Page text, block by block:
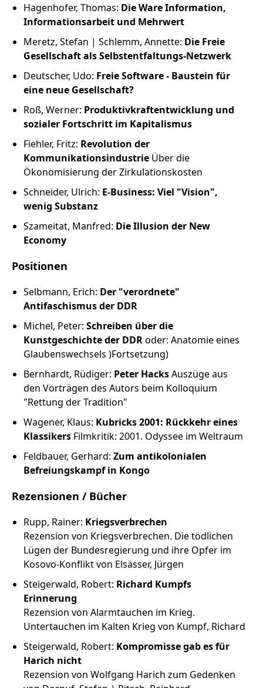
Hagenhofer, Thomas: Die Ware Information,
Informationsarbeit und Mehrwert
Meretz, Stefan | Schlemm, Annette: Die Freie
Gesellschaft als Selbstentfaltungs-Netzwerk
Deutscher, Udo: Freie Software - Baustein für
eine neue Gesellschaft?
Roß, Werner: Produktivkraftentwicklung und
sozialer Fortschritt im Kapitalismus
Fiehler, Fritz: Revolution der
Kommunikationsindustrie Über die
Ökonomisierung der Zirkulationskosten
Schneider, Ulrich: E-Business: Viel "Vision",
wenig Substanz
Szameitat, Manfred: Die Illusion der New
Economy
Positionen
Selbmann, Erich: Der "verordnete"
Antifaschismus der DDR
Michel, Peter: Schreiben über die
Kunstgeschichte der DDRoder: Anatomie eines
Glaubenswechsels )Fortsetzung)
Bernhardt, Rüdiger: Peter HacksAuszüge aus
den Vorträgen des Autors beim Kolloquium
"Rettung der Tradition"
Wagener, Klaus: Kubricks 2001: Rückkehr eines
Klassikers Filmkritik: 2001. Odyssee im Weltraum
Feldbauer, Gerhard: Zum antikolonialen
Befreiungskampf in Kongo
Rezensionen / Bücher
Rupp, Rainer: Kriegsverbrechen
Rezension von Kriegsverbrechen. Die tödlichen
Lügen der Bundesregierung und ihre Opfer im
Kosovo-Konflikt von Elsässer, Jürgen
Steigerwald, Robert: Richard Kumpfs
Erinnerung
Rezension von Alarmtauchen im Krieg.
Untertauchen im Kalten Krieg von Kumpf, Richard
Steigerwald, Robert: Kompromisse gab es für
Harich nicht
Rezension von Wolfgang Harich zum Gedenken